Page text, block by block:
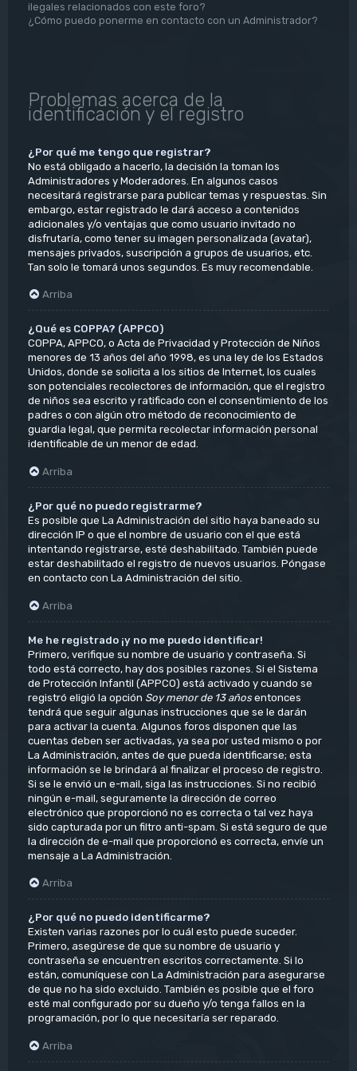
ilegales relacionados con este foro?
¿Cómo puedo ponerme en contacto con un Administrador?
Problemas acerca de la
identificación y el registro
¿Por qué me tengo que registrar?
No está obligado a hacerlo, la decisión la toman los
Administradores y Moderadores. En algunos casos
necesitará registrarse para publicar temas y respuestas. Sin
embargo, estar registrado le dará acceso a contenidos
adicionales y/o ventajas que como usuario invitado no
disfrutaría, como tener su imagen personalizada (avatar),
mensajes privados, suscripción a grupos de usuarios, etc.
Tan solo le tomará unos segundos. Es muy recomendable.
Arriba
¿Qué es COPPA? (APPCO)
COPPA, APPCO, o Acta de Privacidad y Protección de Niños
menores de 13 años del año 1998, es una ley de los Estados
Unidos, donde se solicita a los sitios de Internet, los cuales
son potenciales recolectores de información, que el registro
de niños sea escrito y ratificado con el consentimiento de los
padres o con algún otro método de reconocimiento de
guardia legal, que permita recolectar información personal
identificable de un menor de edad.
Arriba
¿Por qué no puedo registrarme?
Es posible que La Administración del sitio haya baneado su
dirección IP o que el nombre de usuario con el que está
intentando registrarse, esté deshabilitado. También puede
estar deshabilitado el registro de nuevos usuarios. Póngase
en contacto con La Administración del sitio.
Arriba
Me he registrado ¡y no me puedo identificar!
Primero, verifique su nombre de usuario y contraseña. Si
todo está correcto, hay dos posibles razones. Si el Sistema
de Protección Infantil (APPCO) está activado y cuando se
registró eligió la opción Soy menor de 13 añosentonces
tendrá que seguir algunas instrucciones que se le darán
para activar la cuenta. Algunos foros disponen que las
cuentas deben ser activadas, ya sea por usted mismo o por
La Administración, antes de que pueda identificarse; esta
información se le brindará al finalizar el proceso de registro.
Si se le envió un e-mail, siga las instrucciones. Si no recibió
ningún e-mail, seguramente la dirección de correo
electrónico que proporcionó no es correcta o tal vez haya
sido capturada por un filtro anti-spam. Si está seguro de que
la dirección de e-mail que proporcionó es correcta, envíe un
mensaje a La Administración.
Arriba
¿Por qué no puedo identificarme?
Existen varias razones por lo cuál esto puede suceder.
Primero, asegúrese de que su nombre de usuario y
contraseña se encuentren escritos correctamente. Si lo
están, comuníquese con La Administración para asegurarse
de que no ha sido excluido. También es posible que el foro
esté mal configurado por su dueño y/o tenga fallos en la
programación, por lo que necesitaría ser reparado.
Arriba